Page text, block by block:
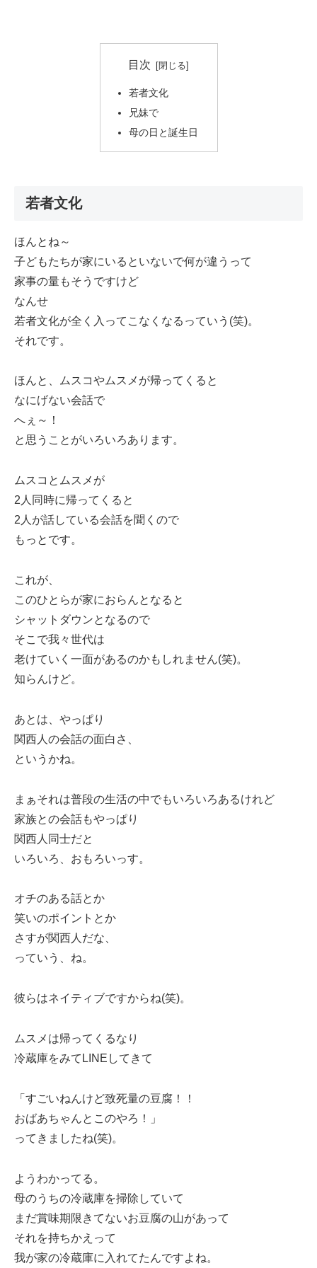
目次
若者文化
兄妹で
母の日と誕生日
若者文化
ほんとね～
子どもたちが家にいるといないで何が違うって
家事の量もそうですけど
なんせ
若者文化が全く入ってこなくなるっていう(笑)。
それです。
ほんと、ムスコやムスメが帰ってくると
なにげない会話で
へぇ～！
と思うことがいろいろあります。
ムスコとムスメが
2人同時に帰ってくると
2人が話している会話を聞くので
もっとです。
これが、
このひとらが家におらんとなると
シャットダウンとなるので
そこで我々世代は
老けていく一面があるのかもしれません(笑)。
知らんけど。
あとは、やっぱり
関西人の会話の面白さ、
というかね。
まぁそれは普段の生活の中でもいろいろあるけれど
家族との会話もやっぱり
関西人同士だと
いろいろ、おもろいっす。
オチのある話とか
笑いのポイントとか
さすが関西人だな、
っていう、ね。
彼らはネイティブですからね(笑)。
ムスメは帰ってくるなり
冷蔵庫をみてLINEしてきて
「すごいねんけど致死量の豆腐！！
おばあちゃんとこのやろ！」
ってきましたね(笑)。
ようわかってる。
母のうちの冷蔵庫を掃除していて
まだ賞味期限きてないお豆腐の山があって
それを持ちかえって
我が家の冷蔵庫に入れてたんですよね。